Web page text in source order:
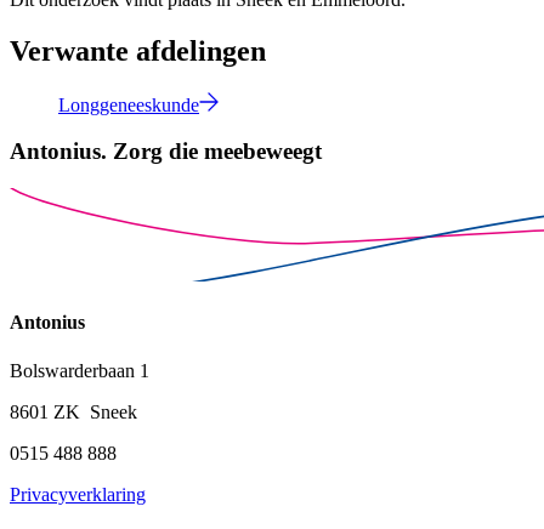
Verwante afdelingen
Longgeneeskunde
Antonius. Zorg die meebeweegt
Antonius
Bolswarderbaan 1
8601 ZK Sneek
0515 488 888
Privacyverklaring